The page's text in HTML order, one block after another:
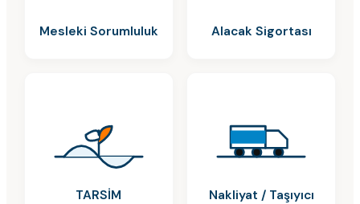
Mesleki Sorumluluk Alacak Sigortası
TARSİM Nakliyat / Taşıyıcı